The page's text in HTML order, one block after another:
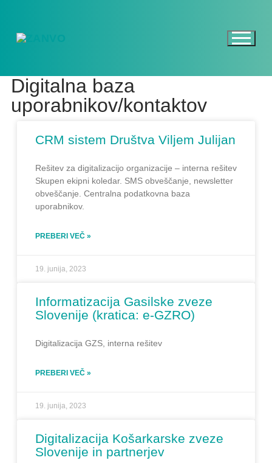
Digitalna baza
uporabnikov/kontaktov
CRM sistem Društva Viljem Julijan
Rešitev za digitalizacijo organizacije – interna rešitev
Skupen ekipni koledar. SMS obveščanje, newsletter
obveščanje. Centralna podatkovna baza
uporabnikov.
PREBERI VEČ »
19. junija, 2023
Informatizacija Gasilske zveze
Slovenije (kratica: e-GZRO)
Digitalizacija GZS, interna rešitev
PREBERI VEČ »
19. junija, 2023
Digitalizacija Košarkarske zveze
Slovenije in partnerjev